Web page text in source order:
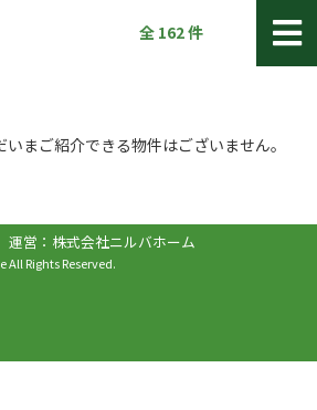
全 162件
まご紹介できる物件はございません。
運営：株式会社ニルバホーム
Rights Reserved.